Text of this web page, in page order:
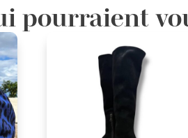
pourraient